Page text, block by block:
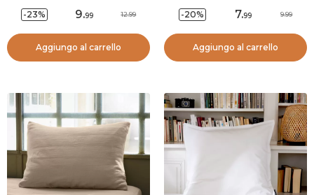
-23% 9.99 12.99
Aggiungo al carrello
-20% 7.99 9.99
Aggiungo al carrello